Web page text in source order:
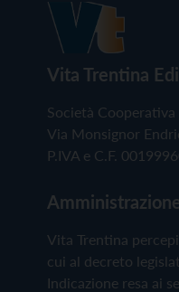
Vita Trentina
Società Cooperativa
Via Monsignor
P.IVA e C.F.
Vita Trentina
cui al decreto
Indicazione resa ai